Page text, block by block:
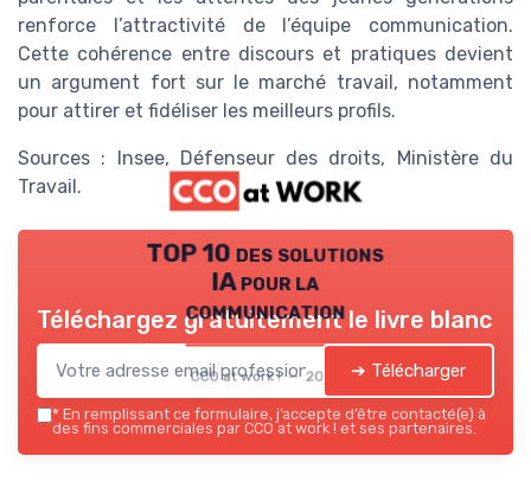
renforce l’attractivité de l’équipe communication.
Cette cohérence entre discours et pratiques devient
un argument fort sur le marché travail, notamment
pour attirer et fidéliser les meilleurs profils.
Sources : Insee, Défenseur des droits, Ministère du
Travail.
TOP 10 des solutions
IA pour la
communication
CCO at work ! — 2026
Téléchargez gratuitement le livre blanc
➔ Télécharger
* En remplissant ce formulaire, j’accepte d’être contacté(e) à
des fins commerciales par CCO at work ! et ses partenaires.